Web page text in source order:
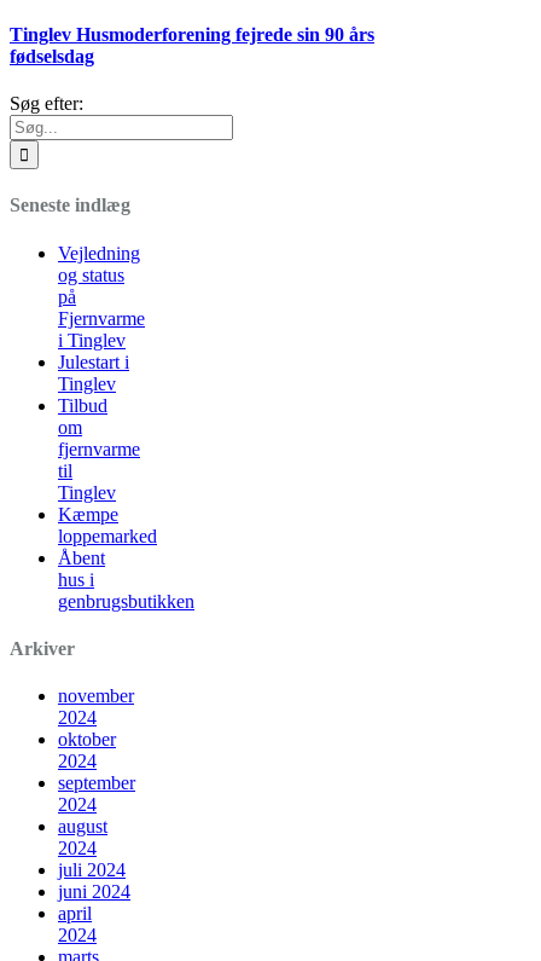
Tinglev Husmoderforening fejrede sin 90 års
fødselsdag
Søg efter:
Seneste indlæg
Vejledning
og status
på
Fjernvarme
i Tinglev
Julestart i
Tinglev
Tilbud
om
fjernvarme
til
Tinglev
Kæmpe
loppemarked
Åbent
hus i
genbrugsbutikken
Arkiver
november
2024
oktober
2024
september
2024
august
2024
juli 2024
juni 2024
april
2024